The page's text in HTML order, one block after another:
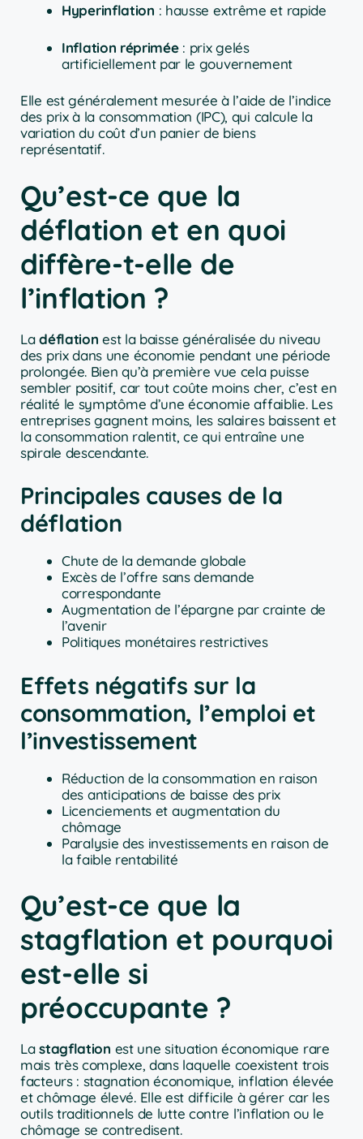
Hyperinflation : hausse extrême et rapide
Inflation réprimée: prix gelés
artificiellement par le gouvernement
Elle est généralement mesurée à l’aide de l’indice
des prix à la consommation (IPC), qui calcule la
variation du coût d’un panier de biens
représentatif.
Qu’est-ce que la
déflation et en quoi
diffère-t-elle de
l’inflation ?
Ladéflationest la baisse généralisée du niveau
des prix dans une économie pendant une période
prolongée. Bien qu’à première vue cela puisse
sembler positif, car tout coûte moins cher, c’est en
réalité le symptôme d’une économie affaiblie. Les
entreprises gagnent moins, les salaires baissent et
la consommation ralentit, ce qui entraîne une
spirale descendante.
Principales causes de la
déflation
Chute de la demande globale
Excès de l’offre sans demande
correspondante
Augmentation de l’épargne par crainte de
l’avenir
Politiques monétaires restrictives
Effets négatifs sur la
consommation, l’emploi et
l’investissement
Réduction de la consommation en raison
des anticipations de baisse des prix
Licenciements et augmentation du
chômage
Paralysie des investissements en raison de
la faible rentabilité
Qu’est-ce que la
stagflation et pourquoi
est-elle si
préoccupante ?
Lastagflation est une situation économique rare
mais très complexe, dans laquelle coexistent trois
facteurs : stagnation économique, inflation élevée
et chômage élevé. Elle est difficile à gérer car les
outils traditionnels de lutte contre l’inflation ou le
chômage se contredisent.